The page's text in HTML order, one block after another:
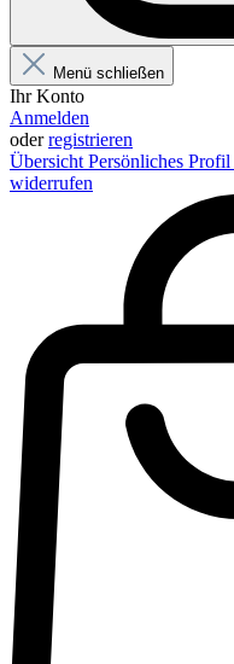
Menü schließen
Ihr Konto
Anmelden
oderregistrieren
Übersicht Persönliches Profil
widerrufen